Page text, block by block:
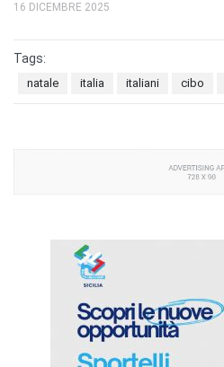
16 DICEMBRE 2025
Tags:
natale italia italiani cibo